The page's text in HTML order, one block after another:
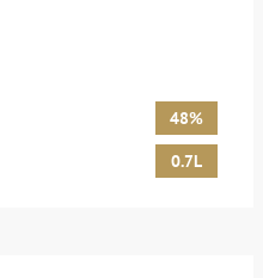
48%
0.7L